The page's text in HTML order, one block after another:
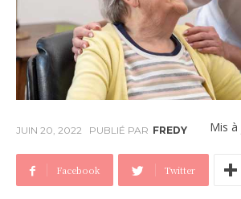
JUIN 20, 2022 Mis
PUBLIÉ PAR FREDY
Facebook Twitter